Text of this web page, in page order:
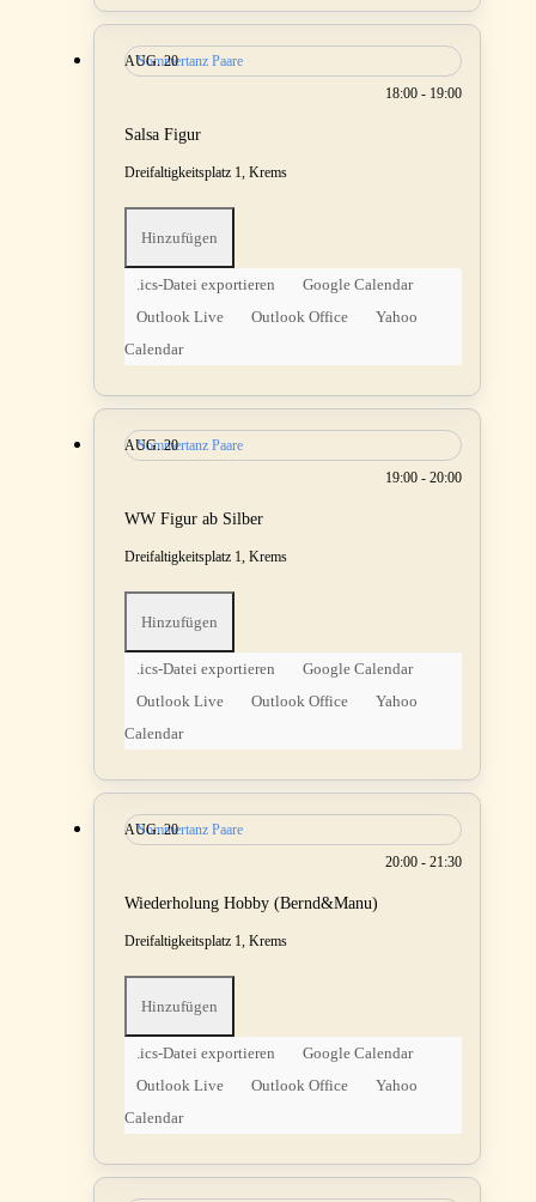
Sommertanz Paare
AUG.20
18:00 - 19:00
Salsa Figur
Dreifaltigkeitsplatz 1, Krems
Hinzufügen
.ics-Datei exportieren
Google Calendar
Outlook Live
Outlook Office
Yahoo
Calendar
Sommertanz Paare
AUG.20
19:00 - 20:00
WW Figur ab Silber
Dreifaltigkeitsplatz 1, Krems
Hinzufügen
.ics-Datei exportieren
Google Calendar
Outlook Live
Outlook Office
Yahoo
Calendar
Sommertanz Paare
AUG.20
20:00 - 21:30
Wiederholung Hobby (Bernd&Manu)
Dreifaltigkeitsplatz 1, Krems
Hinzufügen
.ics-Datei exportieren
Google Calendar
Outlook Live
Outlook Office
Yahoo
Calendar